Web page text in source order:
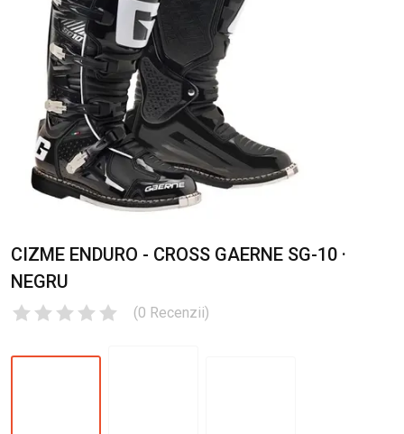
CIZME ENDURO - CROSS GAERNE SG-10 ·
NEGRU
(0 Recenzii)